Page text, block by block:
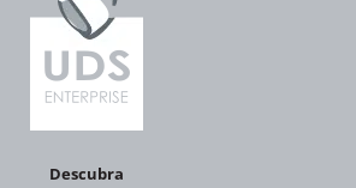
Descubra